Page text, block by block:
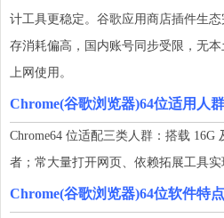
计工具更稳定。谷歌应用商店插件生
存消耗偏高，国内账号同步受限，无
上网使用。
Chrome(谷歌浏览器)64位适用人群
Chrome64 位适配三类人群：搭载
者；常大量打开网页、依赖拓展工具实
Chrome(谷歌浏览器)64位软件特点